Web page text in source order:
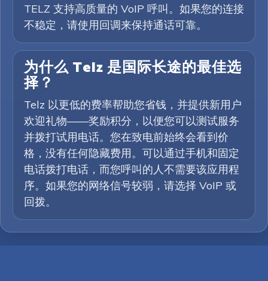
TELZ 支持高质量的 VoIP 呼叫。如果您的连接
不稳定，请使用回调来保持通话可靠。
为什么 Telz 是国际长途的最佳选
择？
Telz 以更低的费率帮助您省钱，并提供新用户
欢迎礼物——奖励积分，以便您可以测试服务
并拨打试用电话。您在致电前始终会看到价
格，没有任何隐藏费用。可以通过手机和固定
电话拨打电话，而您呼叫的人不需要该应用程
序。如果您的网络信号较弱，请选择 VoIP 或
回拨。